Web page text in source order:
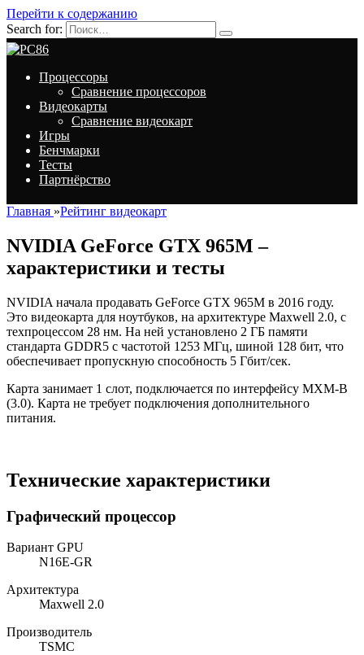
Перейти к содержанию
Search for:
Процессоры
Сравнение процессоров
Видеокарты
Сравнение видеокарт
Игры
Бенчмарки
Тесты
Партнёрство
Главная »Рейтинг видеокарт
NVIDIA GeForce GTX 965M –
характеристики и тесты
NVIDIA начала продавать GeForce GTX 965M в 2016 году.
Это видеокарта для ноутбуков, на архитектуре Maxwell 2.0, с
техпроцессом 28 нм. На ней установлено 2 ГБ памяти
стандарта GDDR5 с частотой 1253 МГц, шиной 128 бит, что
обеспечивает пропускную способность 5 Гбит/сек.
Карта занимает 1 слот, подключается по интерфейсу MXM-B
(3.0). Карта не требует подключения дополнительного
питания.
Технические характеристики
Графический процессор
Вариант GPU
N16E-GR
Архитектура
Maxwell 2.0
Производитель
TSMC